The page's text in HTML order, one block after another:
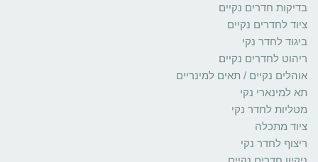
בדיקות חדרים נקיים
ציוד לחדרים נקיים
ביגוד לחדר נקי
ריהוט לחדרים נקיים
אוהלים נקיים / תאים למינריים
תא למינארי נקי
מטליות לחדר נקי
ציוד מתכלה
ריצוף לחדר נקי